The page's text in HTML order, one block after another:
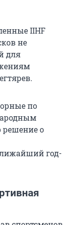
IIHF
не
для
по
решение о
год-